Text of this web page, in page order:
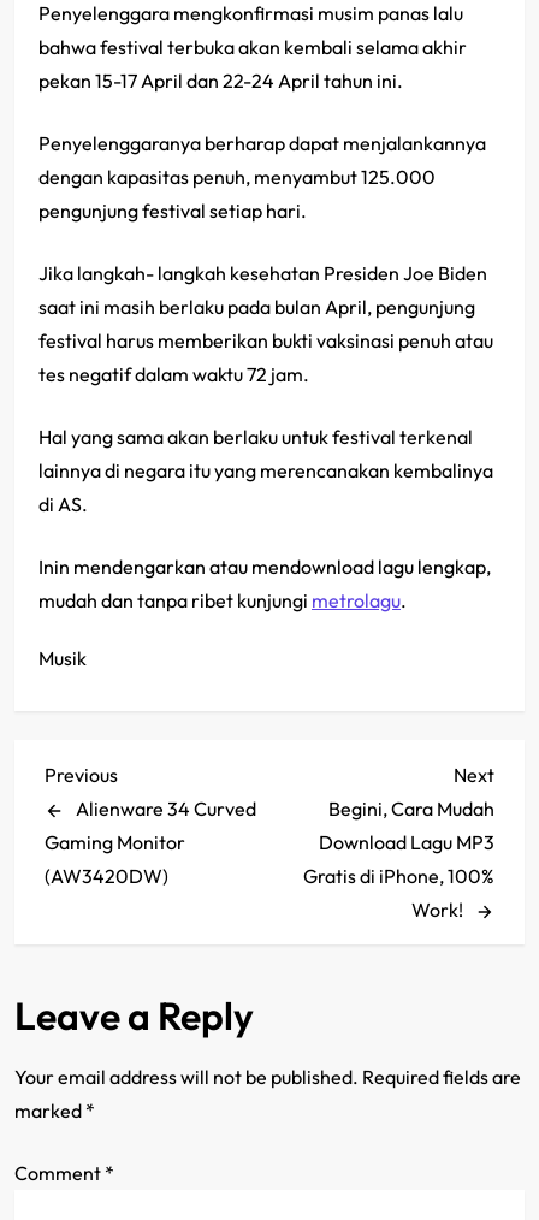
Penyelenggara mengkonfirmasi musim panas lalu
bahwa festival terbuka akan kembali selama akhir
pekan 15-17 April dan 22-24 April tahun ini.
Penyelenggaranya berharap dapat menjalankannya
dengan kapasitas penuh, menyambut 125.000
pengunjung festival setiap hari.
Jika langkah- langkah kesehatan Presiden Joe Biden
saat ini masih berlaku pada bulan April, pengunjung
festival harus memberikan bukti vaksinasi penuh atau
tes negatif dalam waktu 72 jam.
Hal yang sama akan berlaku untuk festival terkenal
lainnya di negara itu yang merencanakan kembalinya
di AS.
Inin mendengarkan atau mendownload lagu lengkap,
mudah dan tanpa ribet kunjungi metrolagu.
Musik
P
o
s
a
v
Previous
Post
Previous
Alienware 34 Curved
Gaming Monitor
(AW3420DW)
Next
Next
Begini, Cara Mudah
Download Lagu MP3
Gratis di iPhone, 100%
Work!
Leave a Reply
Your email address will not be published. Required fields are
marked *
Comment *